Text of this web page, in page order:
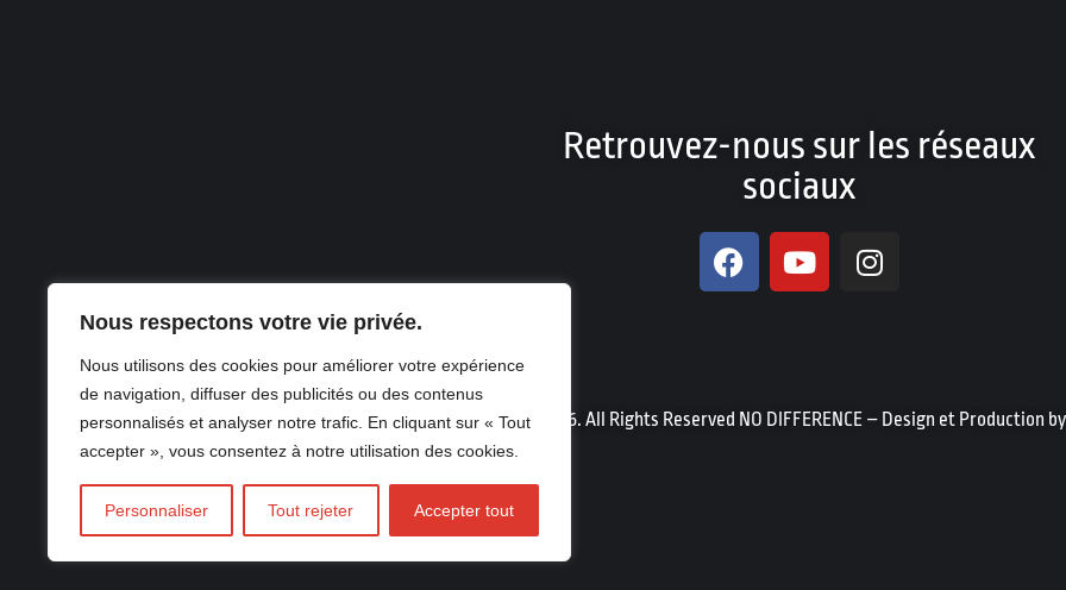
Nous respectons votre vie privée.
Nous utilisons des cookies pour améliorer votre expérience
de navigation, diffuser des publicités ou des contenus
personnalisés et analyser notre trafic. En cliquant sur « Tout
accepter », vous consentez à notre utilisation des cookies.
Personnaliser Tout rejeter Accepter tout
Retrouvez-nous sur les réseaux
sociaux
© Copyright 2026. All Rights Reserved NO DIFFERENCE – Design et Production